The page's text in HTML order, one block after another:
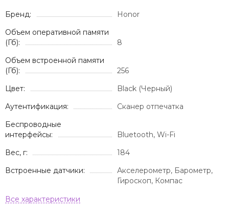
Бренд:
Honor
Объем оперативной памяти
(Гб):
8
Объем встроенной памяти
(Гб):
256
Цвет:
Black (Черный)
Аутентификация:
Сканер отпечатка
Беспроводные
интерфейсы:
Bluetooth, Wi-Fi
Вес, г:
184
Встроенные датчики:
Акселерометр, Барометр,
Гироскоп, Компас